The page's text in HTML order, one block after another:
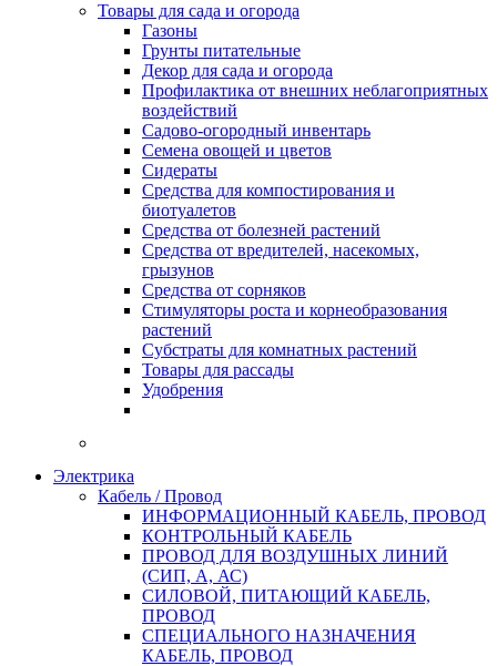
Товары для сада и огорода
Газоны
Грунты питательные
Декор для сада и огорода
Профилактика от внешних неблагоприятных
воздействий
Садово-огородный инвентарь
Семена овощей и цветов
Сидераты
Средства для компостирования и
биотуалетов
Средства от болезней растений
Средства от вредителей, насекомых,
грызунов
Средства от сорняков
Стимуляторы роста и корнеобразования
растений
Субстраты для комнатных растений
Товары для рассады
Удобрения
Электрика
Кабель / Провод
ИНФОРМАЦИОННЫЙ КАБЕЛЬ, ПРОВОД
КОНТРОЛЬНЫЙ КАБЕЛЬ
ПРОВОД ДЛЯ ВОЗДУШНЫХ ЛИНИЙ
(СИП, А, АС)
СИЛОВОЙ, ПИТАЮЩИЙ КАБЕЛЬ,
ПРОВОД
СПЕЦИАЛЬНОГО НАЗНАЧЕНИЯ
КАБЕЛЬ, ПРОВОД